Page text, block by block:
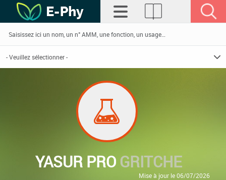
YASUR PROGRITCHE
Mise à jour le 06/07/2026